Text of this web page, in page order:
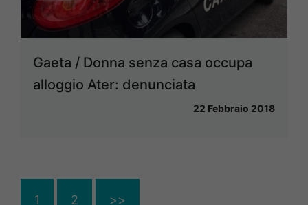
Gaeta / Donna senza casa occupa
alloggio Ater: denunciata
22 Febbraio 2018
1 2 >>